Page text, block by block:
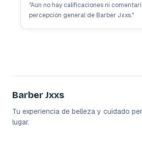
"Aún no hay calificaciones ni
percepción general de Barber Jxxs."
Barber Jxxs
Tu experiencia de belleza y cuidado
lugar.